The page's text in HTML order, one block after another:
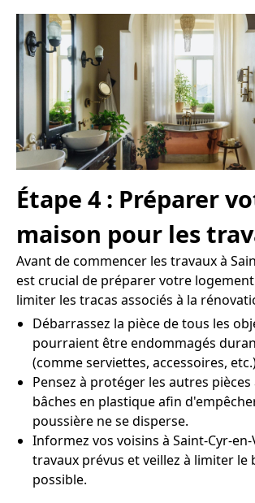
Étape 4 : Préparer
maison pour les
Avant de commencer les travaux à
est crucial de préparer votre
limiter les tracas associés à la
Débarrassez la pièce de tous les
pourraient être endommagés
(comme serviettes, accessoires,
Pensez à protéger les autres pièces
bâches en plastique afin
poussière ne se disperse.
Informez vos voisins à Saint-Cyr-en-
travaux prévus et veillez à limiter le
possible.